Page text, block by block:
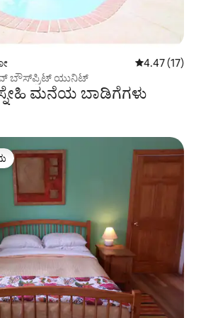
5 ರಲ್ಲಿ 4.47
4.47 (17)
ಬೌಸ್‌ಪ್ರಿಟ್ ಯುನಿಟ್
ಮನೆಯ ಬಾಡಿಗೆಗಳು